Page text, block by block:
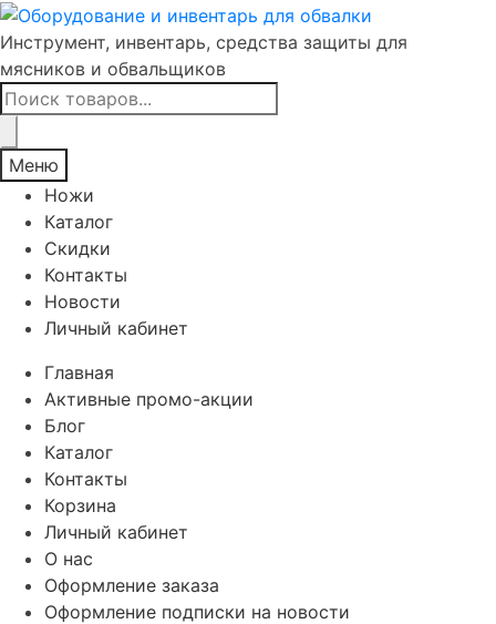
Инструмент, инвентарь, средства защиты для
мясников и обвальщиков
Поиск
товаров
Меню
Ножи
Каталог
Скидки
Контакты
Новости
Личный кабинет
Главная
Активные промо-акции
Блог
Каталог
Контакты
Корзина
Личный кабинет
О нас
Оформление заказа
Оформление подписки на новости